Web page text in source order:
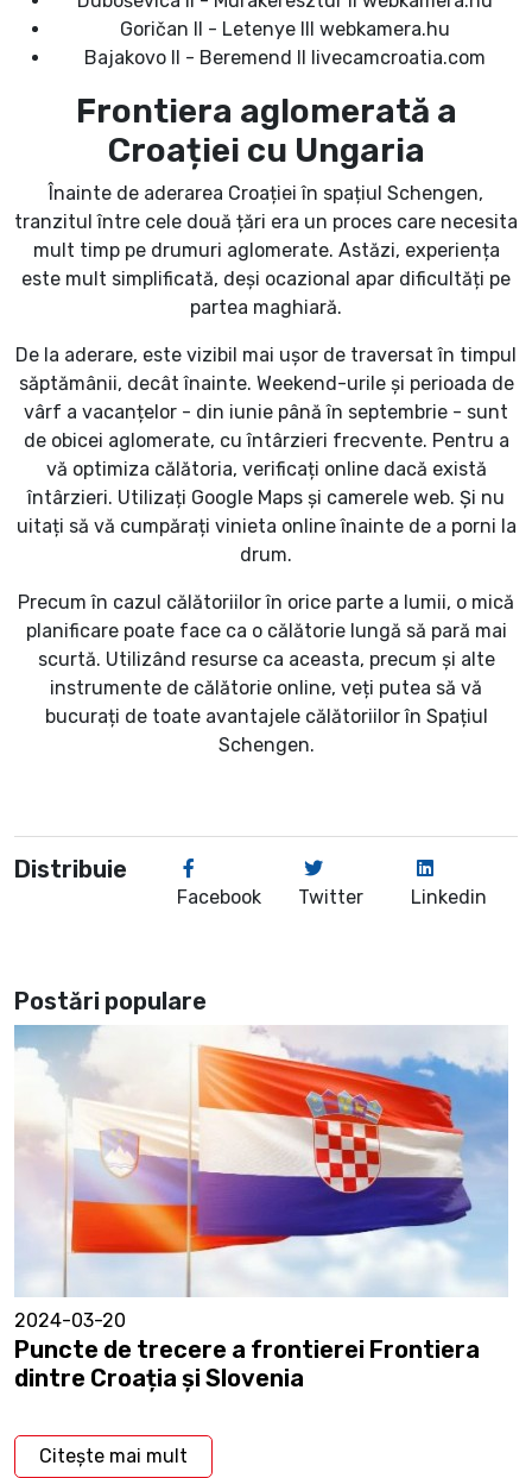
Goričan II - Letenye III webkamera.hu
Bajakovo II - Beremend II livecamcroatia.com
Frontiera aglomerată a
Croației cu Ungaria
Înainte de aderarea Croației în spațiul Schengen,
tranzitul între cele două țări era un proces care necesita
mult timp pe drumuri aglomerate. Astăzi, experiența
este mult simplificată, deși ocazional apar dificultăți pe
partea maghiară.
De la aderare, este vizibil mai ușor de traversat în timpul
săptămânii, decât înainte. Weekend-urile și perioada de
vârf a vacanțelor - din iunie până în septembrie - sunt
de obicei aglomerate, cu întârzieri frecvente. Pentru a
vă optimiza călătoria, verificați online dacă există
întârzieri. Utilizați Google Maps și camerele web. Și nu
uitați să vă cumpărați vinieta online înainte de a porni la
drum.
Precum în cazul călătoriilor în orice parte a lumii, o mică
planificare poate face ca o călătorie lungă să pară mai
scurtă. Utilizând resurse ca aceasta, precum și alte
instrumente de călătorie online, veți putea să vă
bucurați de toate avantajele călătoriilor în Spațiul
Schengen.
Distribuie
Facebook Twitter Linkedin
Postări populare
2024-03-20
Puncte de trecere a frontierei Frontiera
dintre Croația și Slovenia
Citește mai mult